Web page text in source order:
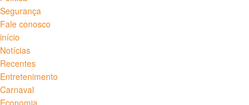
Segurança
Fale conosco
início
Notícias
Recentes
Entretenimento
Carnaval